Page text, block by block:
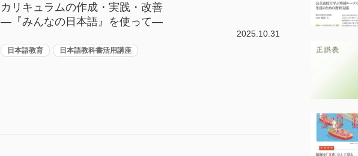
カリキュラムの作成・実践・改善
―『みんなの日本語』を使って―
2025.10.31
日本語教育 日本語教科書活用講座